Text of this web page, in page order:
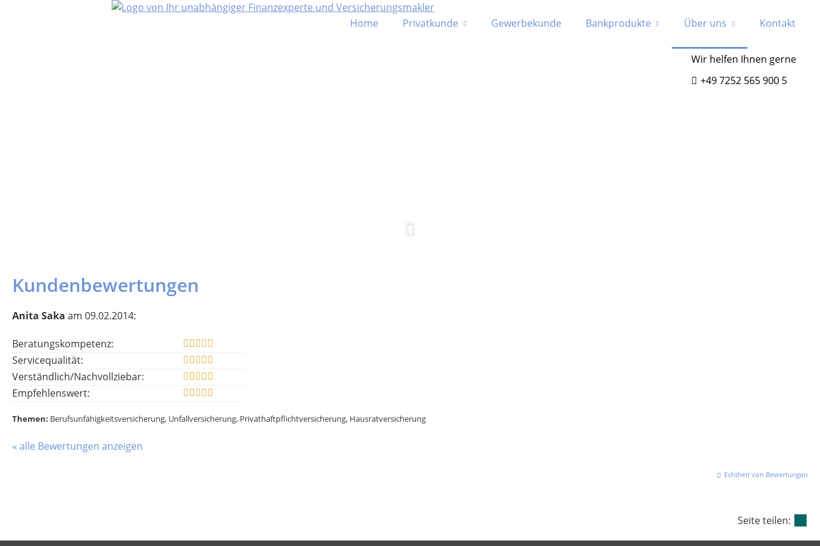
Home Privatkunde Gewerbekunde Bankprodukte Über uns Kontakt
Wir helfen Ihnen gerne
+49 7252 565 900 5
Kundenbewertungen
Anita Saka am 09.02.2014:
Beratungskompetenz:
Servicequalität:
Verständlich/Nachvollziebar:
Empfehlenswert:
Themen: Berufsunfähigkeitsversicherung, Unfallversicherung, Privathaftpflichtversicherung, Hausratversicherung
« alle Bewertungen anzeigen
Echtheit von Bewertungen
Seite teilen: